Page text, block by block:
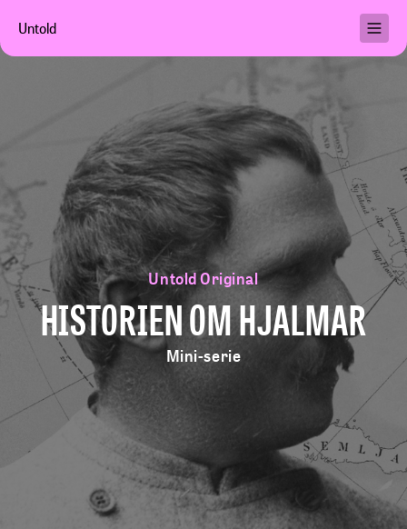
Untold
Brukervilkår
Personvern
Hjelp
Min konto
Kjøp abonnement
Untold Original
HISTORIEN OM HJALMAR
Mini-serie